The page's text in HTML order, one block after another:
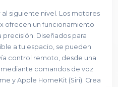
siguiente nivel. Los motores
ofrecen un funcionamiento
precisión. Diseñados para
a tu espacio, se pueden
control remoto, desde una
comandos de voz
y Apple HomeKit (Siri). Crea